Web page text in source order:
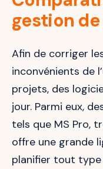
gestion
Afin de corriger
inconvénients de
projets, des
jour. Parmi eux,
tels que MS Pro,
offre une grande
planifier tout type